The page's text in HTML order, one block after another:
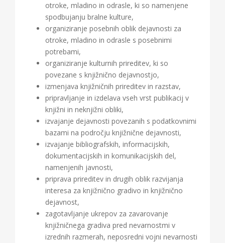
otroke, mladino in odrasle, ki so namenjene
spodbujanju bralne kulture,
organiziranje posebnih oblik dejavnosti za
otroke, mladino in odrasle s posebnimi
potrebami,
organiziranje kulturnih prireditev, ki so
povezane s knjižnično dejavnostjo,
izmenjava knjižničnih prireditev in razstav,
pripravljanje in izdelava vseh vrst publikacij v
knjižni in neknjižni obliki,
izvajanje dejavnosti povezanih s podatkovnimi
bazami na področju knjižnične dejavnosti,
izvajanje bibliografskih, informacijskih,
dokumentacijskih in komunikacijskih del,
namenjenih javnosti,
priprava prireditev in drugih oblik razvijanja
interesa za knjižnično gradivo in knjižnično
dejavnost,
zagotavljanje ukrepov za zavarovanje
knjižničnega gradiva pred nevarnostmi v
izrednih razmerah, neposredni vojni nevarnosti